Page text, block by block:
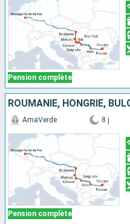
Pension complète
Pension complète
AmaVerde 8 j